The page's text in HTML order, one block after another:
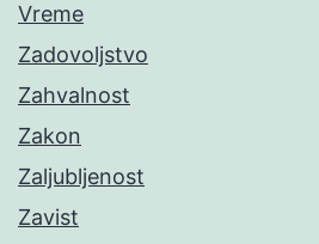
Vreme
Zadovoljstvo
Zahvalnost
Zakon
Zaljubljenost
Zavist